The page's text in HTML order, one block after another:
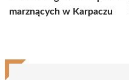
marznących w Karpaczu